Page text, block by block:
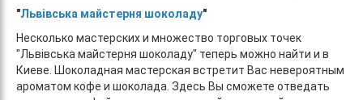
"Львівська майстерня шоколаду"
Несколько мастерских и множество торговых точек
"Львівська майстерня шоколаду" теперь можно найти и в
Киеве. Шоколадная мастерская встретит Вас невероятным
ароматом кофе и шоколада. Здесь Вы сможете отведать